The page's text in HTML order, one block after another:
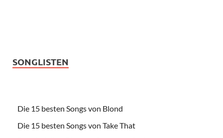
SONGLISTEN
Die 15 besten Songs von Blond
Die 15 besten Songs von Take That